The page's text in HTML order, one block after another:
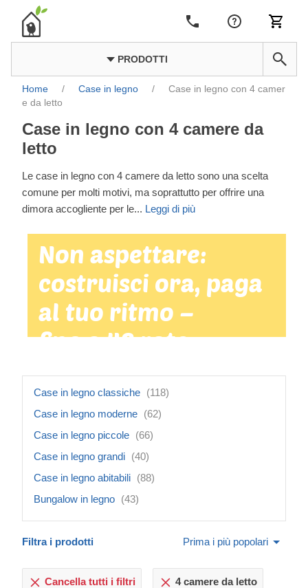
PRODOTTI
Home / Case in legno /
Case in legno con 4 camer
e da letto
Case in legno con 4 camere da
letto
Le case in legno con 4 camere da letto sono una scelta
comune per molti motivi, ma soprattutto per offrire una
dimora accogliente per le... Leggi di più
Non aspettare:
costruisci ora, paga
al tuo ritmo –
fino a 48 rate
mensili
Case in legno classiche (118)
Case in legno moderne (62)
Case in legno piccole (66)
Case in legno grandi (40)
Case in legno abitabili (88)
Bungalow in legno (43)
Filtra i prodotti Prima i più popolari
Cancella tutti i filtri 4 camere da letto